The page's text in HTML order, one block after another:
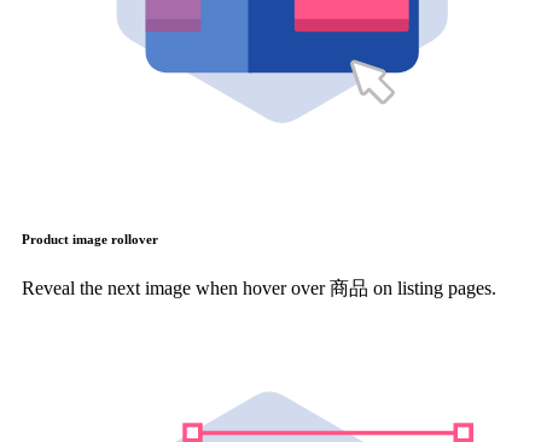
Product image rollover
Reveal the next image when hover over 商品 on listing pages.